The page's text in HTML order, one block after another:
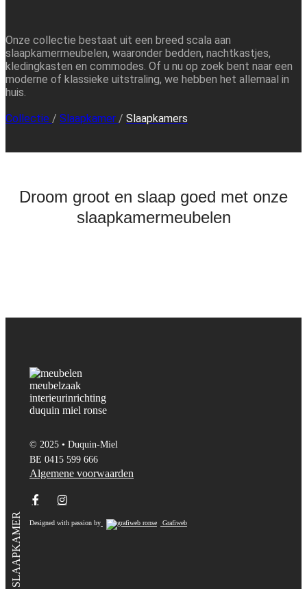
SLAAPKAMER
Onze collectie bestaat uit een breed scala aan
slaapkamermeubelen, waaronder bedden, nachtkastjes,
kledingkasten en commodes. Of u nu op zoek bent naar een
moderne of klassieke uitstraling, we hebben het allemaal in
huis.
Collectie / Slaapkamer / Slaapkamers
Droom groot en slaap goed met onze
slaapkamermeubelen
© 2025 • Duquin-Miel
BE 0415 599 666
Algemene voorwaarden
Designed with passion by Grafiweb